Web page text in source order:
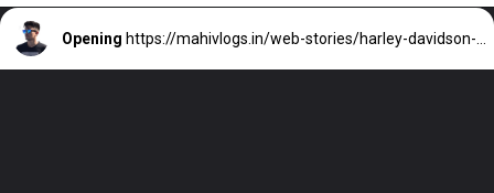
Opening